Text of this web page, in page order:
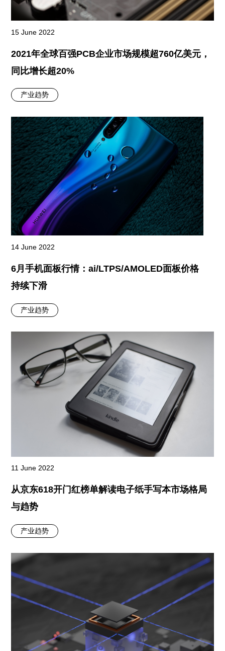
15 June 2022
2021年全球百强PCB企业市场规模超760亿美元，
同比增长超20%
产业趋势
14 June 2022
6月手机面板行情：ai/LTPS/AMOLED面板价格
持续下滑
产业趋势
11 June 2022
从京东618开门红榜单解读电子纸手写本市场格局
与趋势
产业趋势